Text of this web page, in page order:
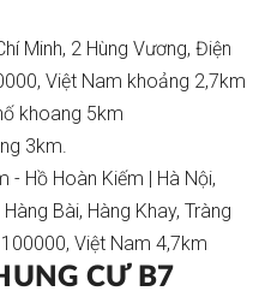
Minh, 2 Hùng Vương, Điện
Việt Nam khoảng 2,7km
khoang 5km
3km.
- Hồ Hoàn Kiếm | Hà Nội,
Bài, Hàng Khay, Tràng
Việt Nam 4,7km
CƯ B7